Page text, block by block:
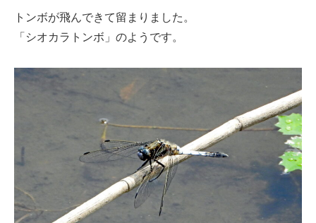
トンボが飛んできて留まりました。
「シオカラトンボ」のようです。